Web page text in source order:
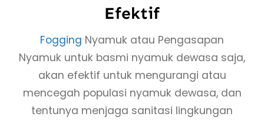
Efektif
Fogging Nyamuk atau Pengasapan
Nyamuk untuk basmi nyamuk dewasa saja,
akan efektif untuk mengurangi atau
mencegah populasi nyamuk dewasa, dan
tentunya menjaga sanitasi lingkungan